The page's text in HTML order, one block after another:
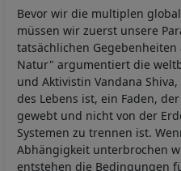
Bevor wir die multiplen
müssen wir zuerst unsere
tatsächlichen
Natur" argumentiert die
und Aktivistin Vandana
des Lebens ist, ein Faden,
gewebt und nicht von der
Systemen zu trennen ist.
Abhängigkeit unterbrochen
entstehen die Bedingungen